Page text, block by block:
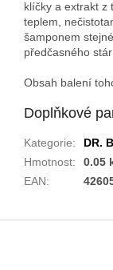
klíčky a extrakt z
teplem,
šamponem
předčasného
Obsah balení
Doplňkové
Kategorie:
DR.
Hmotnost:
0.05
EAN: